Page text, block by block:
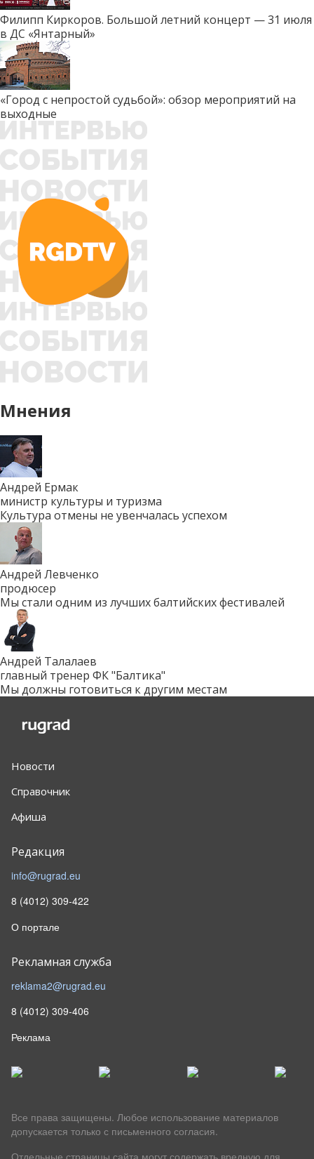
Филипп Киркоров. Большой летний концерт — 31 июля
в ДС «Янтарный»
«Город с непростой судьбой»: обзор мероприятий на
выходные
Мнения
Андрей Ермак
министр культуры и туризма
Культура отмены не увенчалась успехом
Андрей Левченко
продюсер
Мы стали одним из лучших балтийских фестивалей
Андрей Талалаев
главный тренер ФК "Балтика"
Мы должны готовиться к другим местам
Новости
Справочник
Афиша
Редакция
info@rugrad.eu
8 (4012) 309-422
О портале
Рекламная служба
reklama2@rugrad.eu
8 (4012) 309-406
Реклама
Все права защищены. Любое использование материалов
допускается только с письменного согласия.